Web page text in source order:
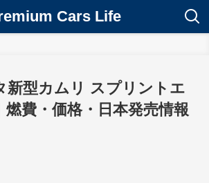
Cars Life
新型カムリ スプリントエ
費・価格・日本発売情報